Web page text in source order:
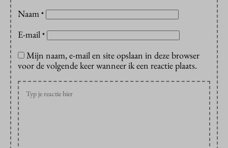
Naam *
E-mail *
Mijn naam, e-mail en site opslaan in deze browser
voor de volgende keer wanneer ik een reactie plaats.